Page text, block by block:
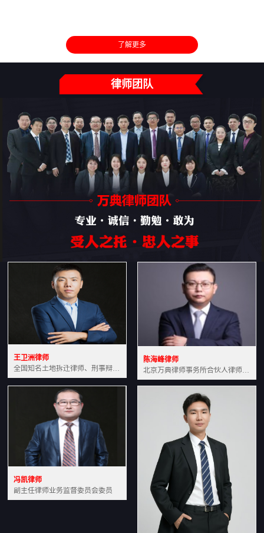
了解更多
律师团队
王卫洲律师
全国知名土地拆迁律师、刑事辩护律师北京万典律师事务所主任中国法学会会员北京市行政法研究会理事
陈海峰律师
北京万典律师事务所合伙人律师土地房产专业资深律师
冯凯律师
副主任律师业务监督委员会委员